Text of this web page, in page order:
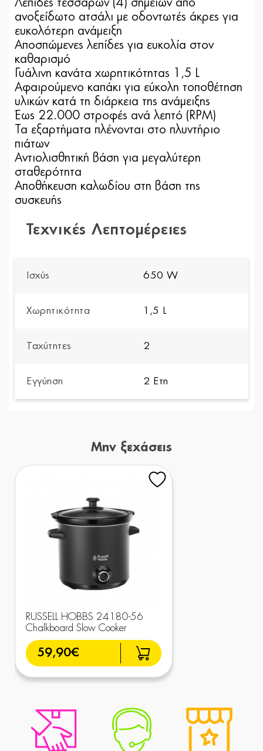
Λεπίδες τεσσάρων (4) σημείων από
ανοξείδωτο ατσάλι με οδοντωτές άκρες για
ευκολότερη ανάμειξη
Αποσπώμενες λεπίδες για ευκολία στον
καθαρισμό
Γυάλινη κανάτα χωρητικότητας 1,5 L
Αφαιρούμενο καπάκι για εύκολη τοποθέτηση
υλικών κατά τη διάρκεια της ανάμειξης
Έως 22.000 στροφές ανά λεπτό (RPM)
Τα εξαρτήματα πλένονται στο πλυντήριο
πιάτων
Αντιολισθητική βάση για μεγαλύτερη
σταθερότητα
Αποθήκευση καλωδίου στη βάση της
συσκευής
Τεχνικές Λεπτομέρειες
Ισχύς 650 W
Χωρητικότητα 1,5 L
Ταχύτητες 2
Εγγύηση 2 Ετη
Μην ξεχάσεις
RUSSELL HOBBS 24180-56
Chalkboard Slow Cooker
59,90€